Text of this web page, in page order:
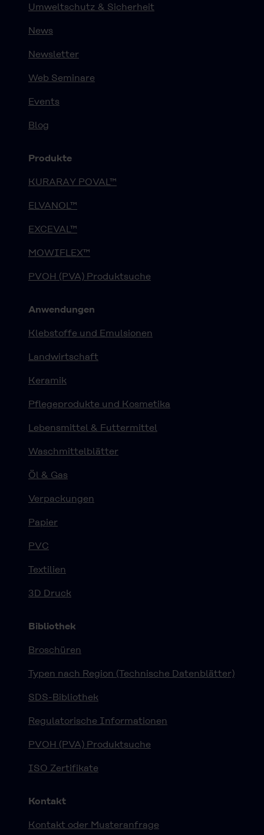
Umweltschutz & Sicherheit
News
Newsletter
Web Seminare
Events
Blog
Produkte
KURARAY POVAL™
ELVANOL™
EXCEVAL™
MOWIFLEX™
PVOH (PVA) Produktsuche
Anwendungen
Klebstoffe und Emulsionen
Landwirtschaft
Keramik
Pflegeprodukte und Kosmetika
Lebensmittel & Futtermittel
Waschmittelblätter
Öl & Gas
Verpackungen
Papier
PVC
Textilien
3D Druck
Bibliothek
Broschüren
Typen nach Region (Technische Datenblätter)
SDS-Bibliothek
Regulatorische Informationen
PVOH (PVA) Produktsuche
ISO Zertifikate
Kontakt
Kontakt oder Musteranfrage